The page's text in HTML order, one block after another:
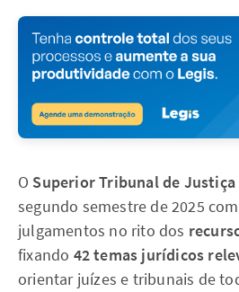
O Superior Tribunal de Justiça
segundo semestre de 2025
julgamentos no rito dos
fixando 42 temas jurídicos
orientar juízes e tribunais de